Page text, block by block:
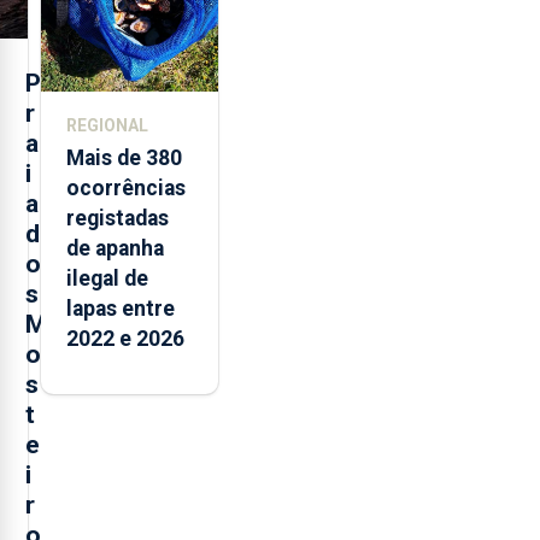
P
r
a
i
a
d
o
s
M
o
s
t
e
i
r
REGIONAL
Mais de 380
ocorrências
registadas
de apanha
ilegal de
lapas entre
2022 e 2026